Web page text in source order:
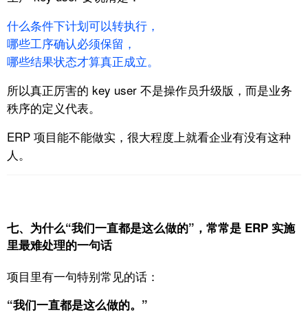
什么条件下计划可以转执行，
哪些工序确认必须保留，
哪些结果状态才算真正成立。
所以真正厉害的 key user 不是操作员升级版， 而是业务
秩序的定义代表。
ERP 项目能不能做实， 很大程度上就看企业有没有这种
人。
七、为什么“我们一直都是这么做的”，常常是 ERP 实施
里最难处理的一句话
项目里有一句特别常见的话：
“我们一直都是这么做的。”